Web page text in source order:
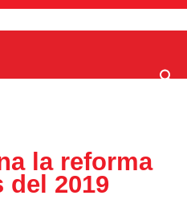
la reforma
del 2019